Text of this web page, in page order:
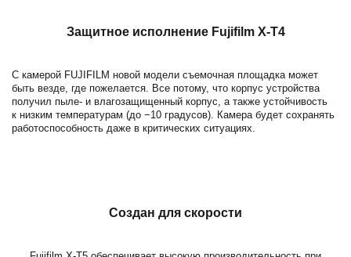
Защитное исполнение Fujifilm X-T4
С камерой FUJIFILM новой модели съемочная площадка может
быть везде, где пожелается. Все потому, что корпус устройства
получил пыле- и влагозащищенный корпус, а также устойчивость
к низким температурам (до −10 градусов). Камера будет сохранять
работоспособность даже в критических ситуациях.
Создан для скорости